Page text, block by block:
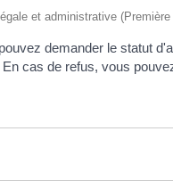
et administrative
demander le statut
cas de refus, vous